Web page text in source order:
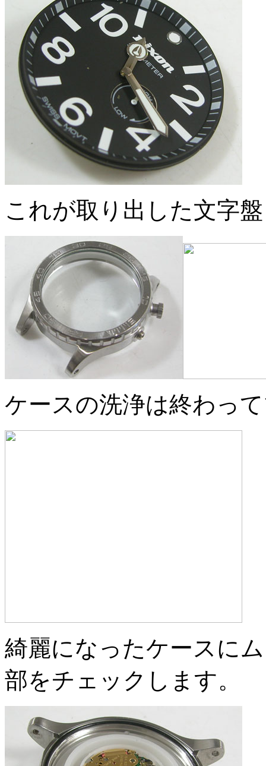
これが取り出した文字
ケースの洗浄は終わっ
綺麗になったケースに
部をチェックします。